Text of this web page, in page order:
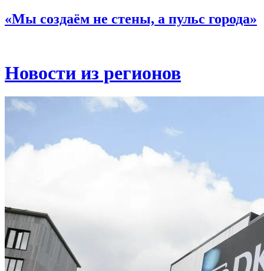
«Мы создаём не стены, а пульс города»
Новости из регионов